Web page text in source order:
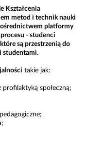
Kształcenia
metod i technik nauki
platformy
- studenci
są przestrzenią do
studentami.
takie jak:
społeczną;